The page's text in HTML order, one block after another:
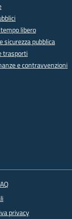
libero
sicurezza pubblica
trasporti
e contravvenzioni
privacy